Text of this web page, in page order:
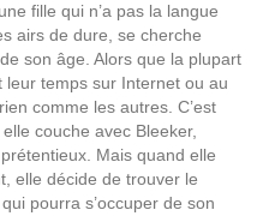
fille qui n’a pas la langue
airs de dure, se cherche
son âge. Alors que la plupart
temps sur Internet ou au
comme les autres. C’est
couche avec Bleeker,
Mais quand elle
elle décide de trouver le
pourra s’occuper de son